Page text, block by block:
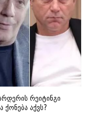
რეიტინგი
ქონება აქვს?